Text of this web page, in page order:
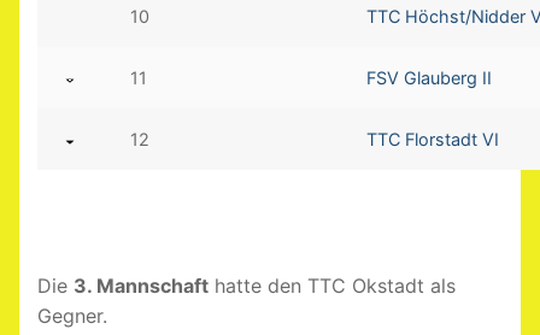
10 TTC Höchst/Nidder
11 FSV Glauberg II
12 TTC Florstadt VI
Die 3. Mannschaft hatte den TTC Okstadt als
Gegner.